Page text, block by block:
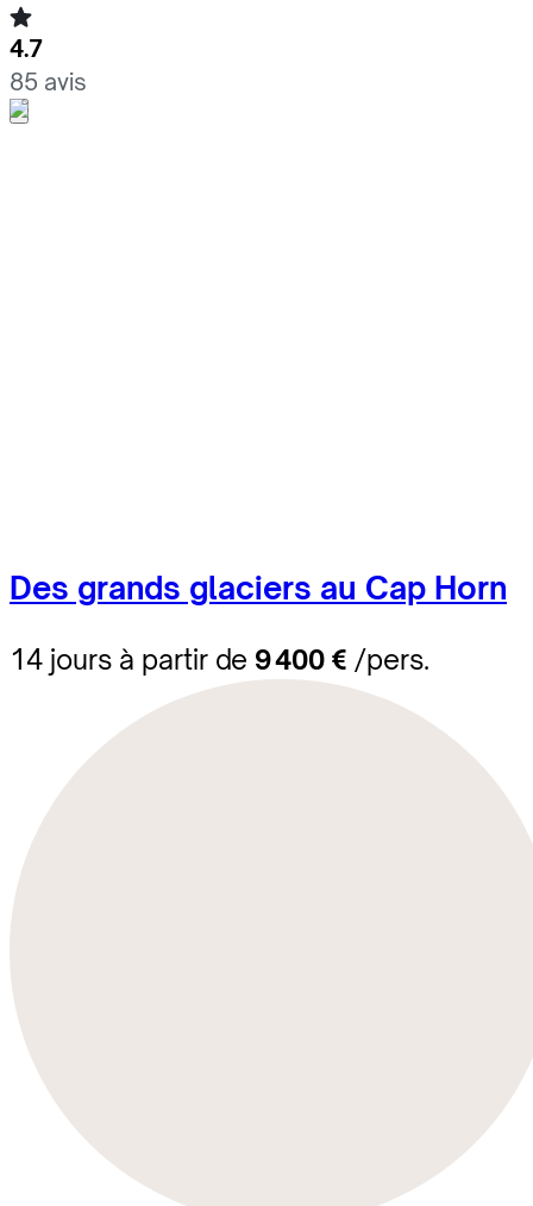
4.7
85 avis
Des grands glaciers au Cap Horn
14 jours à partir de 9 400 € /pers.